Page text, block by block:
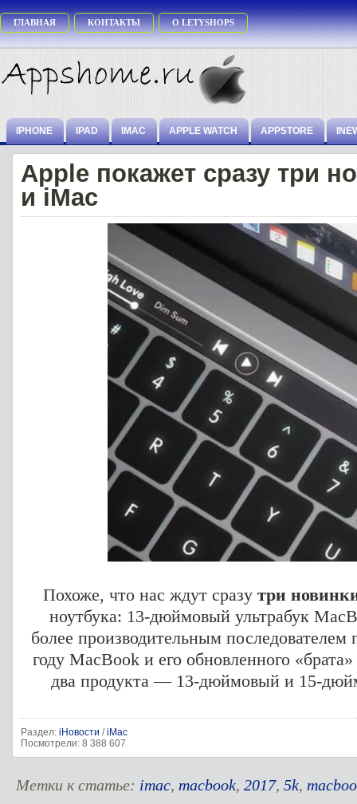
ГЛАВНАЯ КОНТАКТЫ О LETYSHOPS
IPHONE IPAD IMAC APPLE WATCH APPSTORE
Apple покажет сразу три
и iMac
Похоже, что нас ждут сразу три
ноутбука: 13-дюймовый ультрабук
более производительным последователем
году MacBook и его обновленного
два продукта — 13-дюймовый и 15-
Раздел: iНовости /iMac
Посмотрели: 8 388 607
Метки к статье: imac, macbook, 2017, 5k,